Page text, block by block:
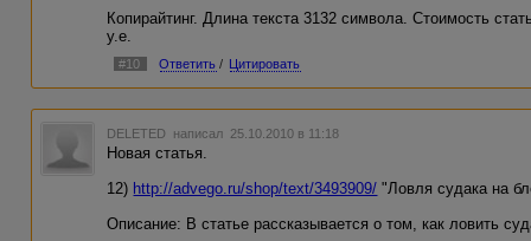
Копирайтинг. Длина текста 3132 символа. Стоимость
у.е.
#10 Ответить / Цитировать
DELETED написал 25.10.2010 в 11:18
Новая статья.
12) http://advego.ru/shop/text/3493909/ "Ловля судака на
Описание: В статье рассказывается о том, как ловить